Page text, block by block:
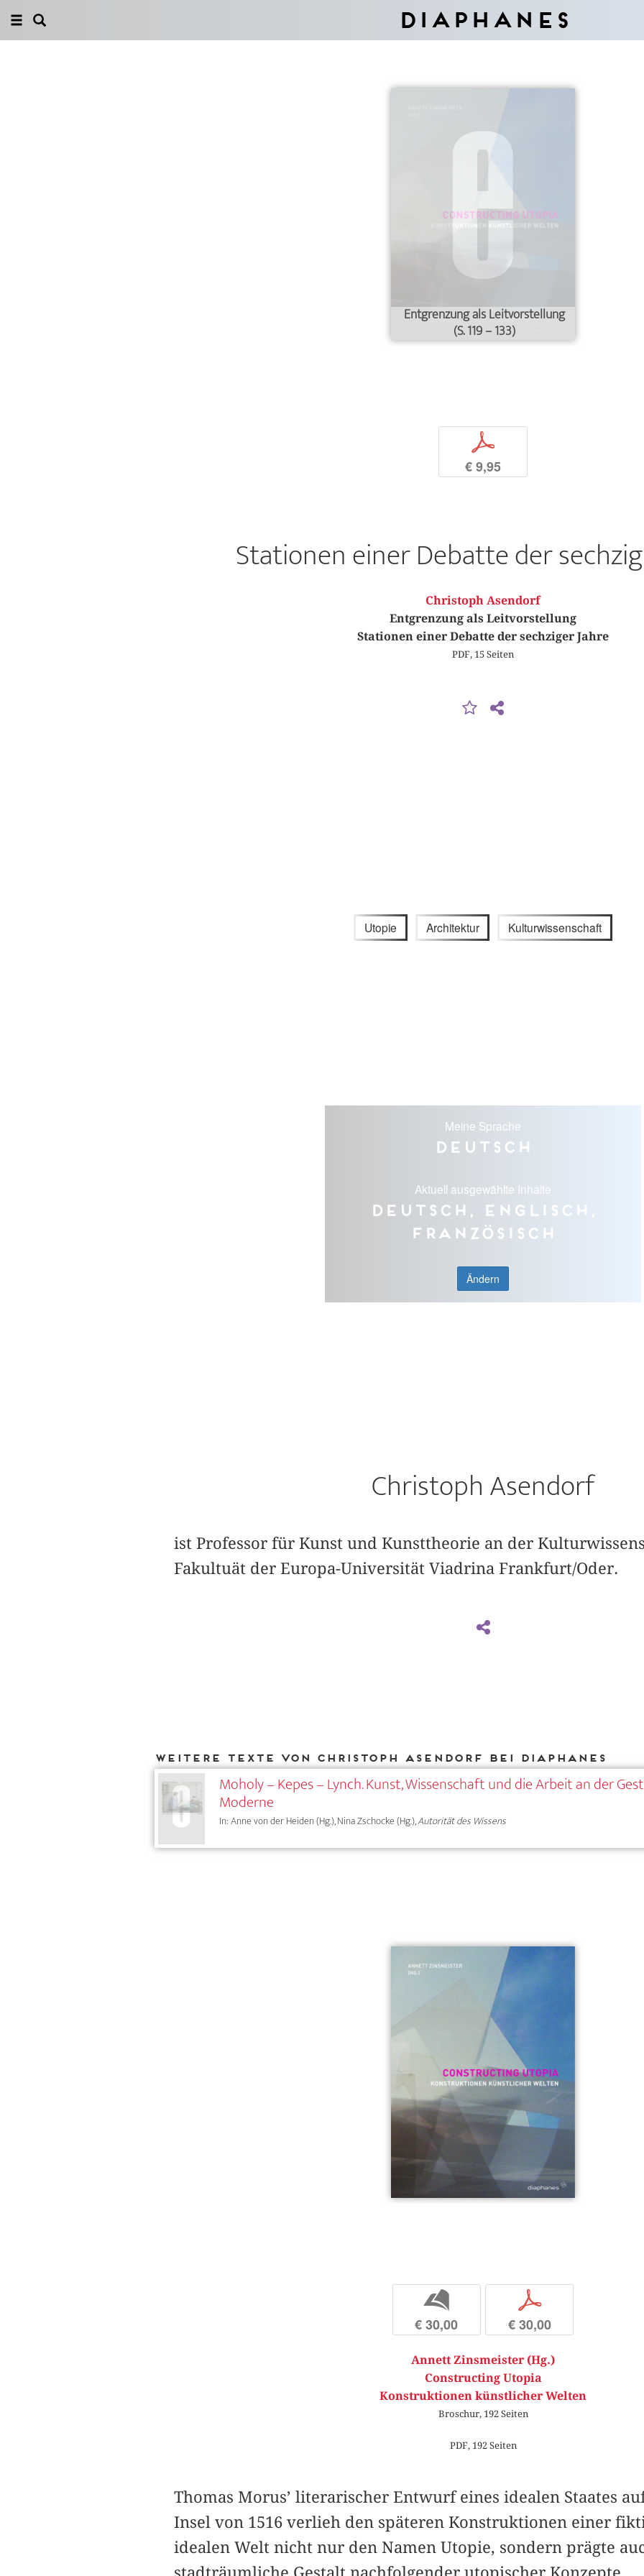
Diaphanes
Entgrenzung als Leitvorstellung
(S. 119 – 133)
p
€ 9,95
Stationen einer Debatte der
Christoph Asendorf
Entgrenzung als Leitvorstellung
Stationen einer Debatte der sechziger Jahre
PDF, 15 Seiten
Utopie Architektur Kulturwissenschaft
Meine Sprache
Deutsch
Aktuell ausgewählte Inhalte
Deutsch, Englisch,
Französisch
Ändern
Christoph Asendorf
ist Professor für Kunst und Kunsttheorie an der
Fakultuät der Europa-Universität Viadrina Frankfurt/Oder.
Weitere Texte von Christoph Asendorf bei DIAPHANES
Moholy – Kepes – Lynch. Kunst, Wissenschaft und die Arbeit an der
Moderne
In: Anne von der Heiden (Hg.), Nina Zschocke (Hg.),Autorität des Wissens
b
€ 30,00
p
€ 30,00
Annett Zinsmeister (Hg.)
Constructing Utopia
Konstruktionen künstlicher Welten
Broschur, 192 Seiten
PDF, 192 Seiten
Thomas Morus’ literarischer Entwurf eines idealen Staates
Insel von 1516 verlieh den späteren Konstruktionen einer
idealen Welt nicht nur den Namen Utopie, sondern prägte